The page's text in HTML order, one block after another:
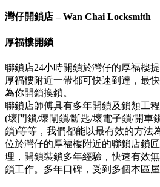
灣仔開鎖店 – Wan Chai Locksmith
厚福樓開鎖
聯鎖店24小時開鎖於灣仔的厚福樓
厚福樓附近一帶都可快速到達，最
為你開鎖換鎖。
聯鎖店師傅具有多年開鎖及鎖類工
(壞門鎖/壞閘鎖/斷匙/壞電子鎖/開車
鎖)等等，我們都能以最有效的方法
位於灣仔的厚福樓附近的聯鎖店鎖
理，開鎖裝鎖多年經驗，快速有效
鎖工作。多年口碑，受到多個本區屋